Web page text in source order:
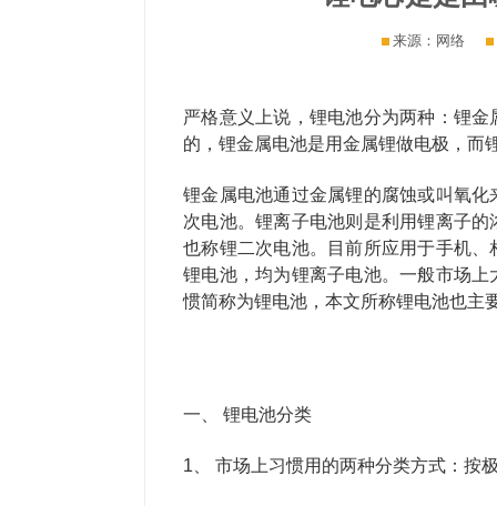
来源：网络
严格意义上说，锂电池分为两种：锂
的，锂金属电池是用金属锂做电极，而
锂金属电池通过金属锂的腐蚀或叫氧
次电池。锂离子电池则是利用锂离子
也称锂二次电池。目前所应用于手机
锂电池，均为锂离子电池。一般市场
惯简称为锂电池，本文所称锂电池也主
一、 锂电池分类
1、 市场上习惯用的两种分类方式：按